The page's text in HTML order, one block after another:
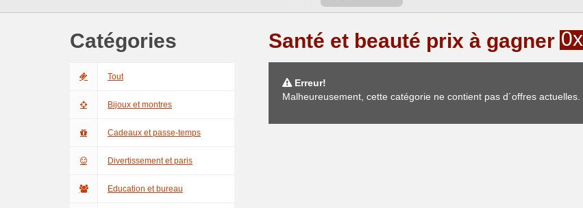
Catégories
Tout
Bijoux et montres
Cadeaux et passe-temps
Divertissement et paris
Education et bureau
Santé et beauté prix à gagner 0x
Erreur!
Malheureusement, cette catégorie ne contient pas d´offres actuelles.